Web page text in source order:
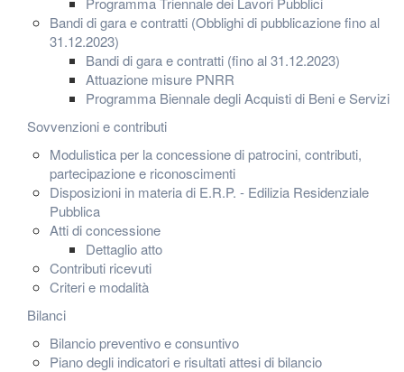
Bandi di gara e contratti (Obblighi di pubblicazione fino al
31.12.2023)
Bandi di gara e contratti (fino al 31.12.2023)
Attuazione misure PNRR
Programma Biennale degli Acquisti di Beni e Servizi
Sovvenzioni e contributi
Modulistica per la concessione di patrocini, contributi,
partecipazione e riconoscimenti
Disposizioni in materia di E.R.P. - Edilizia Residenziale
Pubblica
Atti di concessione
Dettaglio atto
Contributi ricevuti
Criteri e modalità
Bilanci
Bilancio preventivo e consuntivo
Piano degli indicatori e risultati attesi di bilancio